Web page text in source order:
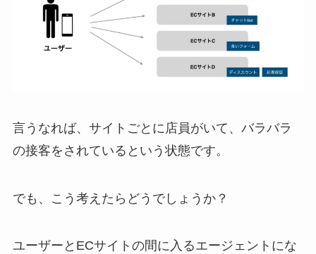
言うなれば、サイトごとに店員がいて、バラバラ
の接客をされているという状態です。
でも、こう考えたらどうでしょうか？
ユーザーとECサイトの間に入るエージェントにな